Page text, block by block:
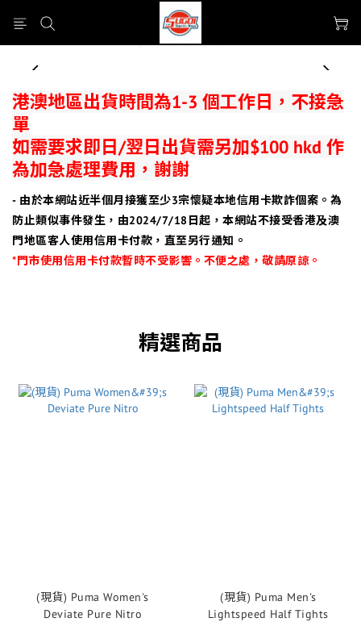
prev next
港澳地區出貨時間為1-3 個工作日，不接急
單
如需要求即日/翌日出貨需另加$100 hkd 作
為加急處理費用，謝謝
- 由於本網站近半個月接獲至少3宗懷疑本地信用卡欺詐個案。為
防止類似事件發生，由2024/7/18日起，本網站不接受香港及澳
門地區客人使用信用卡付款，直至另行通知。
*門市使用信用卡付款暫時不受影響。 不便之處，敬請原諒。
精選商品
(現貨) Puma Women's
Deviate Pure Nitro
(現貨) Puma Men's
Lightspeed Half Tights